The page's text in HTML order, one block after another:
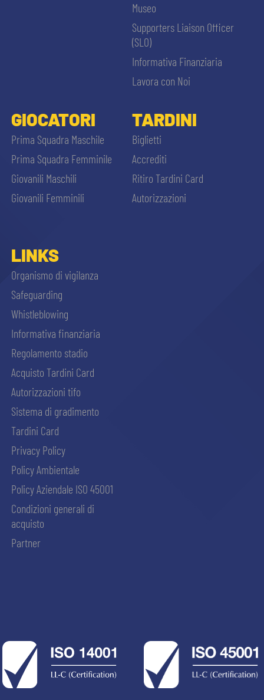
Museo
Supporters Liaison Officer
(SLO)
Informativa Finanziaria
Lavora con Noi
GIOCATORI
Prima Squadra Maschile
Prima Squadra Femminile
Giovanili Maschili
Giovanili Femminili
TARDINI
Biglietti
Accrediti
Ritiro Tardini Card
Autorizzazioni
LINKS
Organismo di vigilanza
Safeguarding
Whistleblowing
Informativa finanziaria
Regolamento stadio
Acquisto Tardini Card
Autorizzazioni tifo
Sistema di gradimento
Tardini Card
Privacy Policy
Policy Ambientale
Policy Aziendale ISO 45001
Condizioni generali di
acquisto
Partner